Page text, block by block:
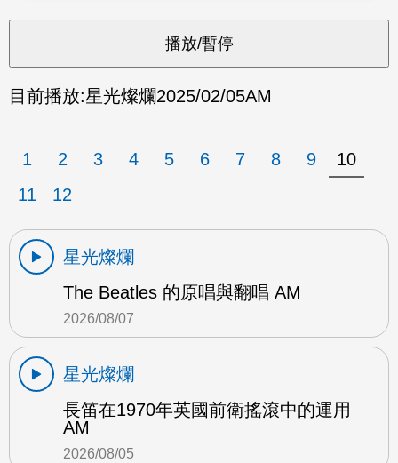
目前播放:星光燦爛2025/02/05AM
1 2 3 4 5 6 7 8 9
10
11
12
星光燦爛
The Beatles 的原唱與翻唱 AM
2026/08/07
星光燦爛
長笛在1970年英國前衛搖滾中的運用
AM
2026/08/05